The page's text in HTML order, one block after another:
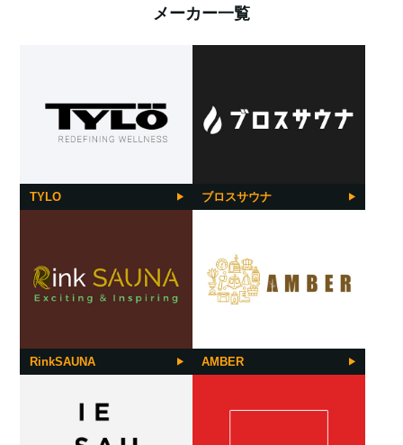
メーカー一覧
TYLO ブロスサウナ
RinkSAUNA AMBER